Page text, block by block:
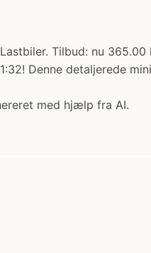
Tilbud: nu
Denne detaljerede
med hjælp fra AI.